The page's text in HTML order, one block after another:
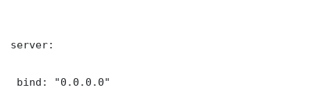
server:
bind: "0.0.0.0"